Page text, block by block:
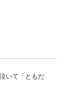
いて「ともだ